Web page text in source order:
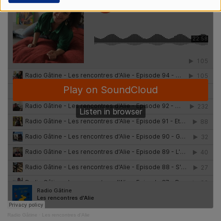
Radio Gâtine Les rencontres d'Alie